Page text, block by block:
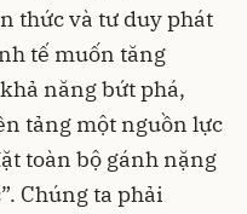
thức và tư duy phát
tế muốn tăng
năng bứt phá,
tảng một nguồn lực
toàn bộ gánh nặng
Chúng ta phải